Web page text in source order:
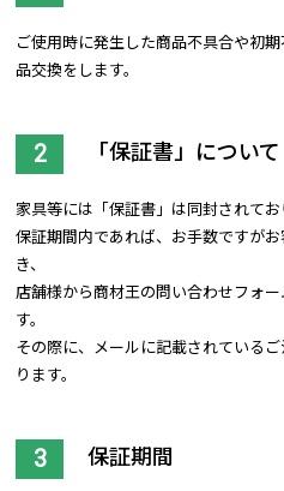
ご使用時に発生した商品不具合や初
品交換をします。
「保証書」について
家具等には「保証書」は同封されてお
保証期間内であれば、お手数ですが
き、
店舗様から商材王の問い合わせフォ
す。
その際に、メールに記載されている
ります。
保証期間